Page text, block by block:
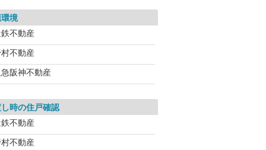
境
不動産
不動産
阪神不動産
時の住戸確認
不動産
不動産